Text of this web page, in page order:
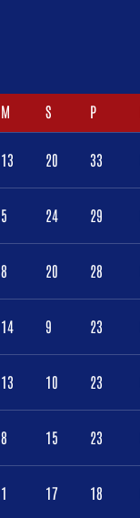
M S P
13 20 33
5 24 29
8 20 28
14 9 23
13 10 23
8 15 23
1 17 18